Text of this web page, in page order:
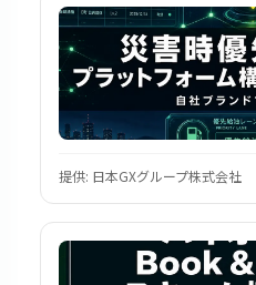
提供: 日本GXグループ株式会社